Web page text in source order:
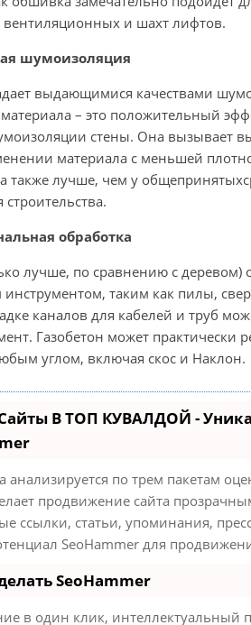
вентиляционных и шахт лифтов.
шумоизоляция
выдающимися качествами
материала – это положительный
стены. Она вызывает
материала с меньшей
также лучше, чем у
обработка
лучше, по сравнению с деревом)
таким как пилы,
каналов для кабелей и труб
Газобетон может практически
углом, включая скос и Наклон.
В ТОП КУВАЛДОЙ -
анализируется по трем пакетам
продвижение сайта
ссылки, статьи, упоминания,
SeoHammer для
SeoHammer
в один клик, интеллектуальный